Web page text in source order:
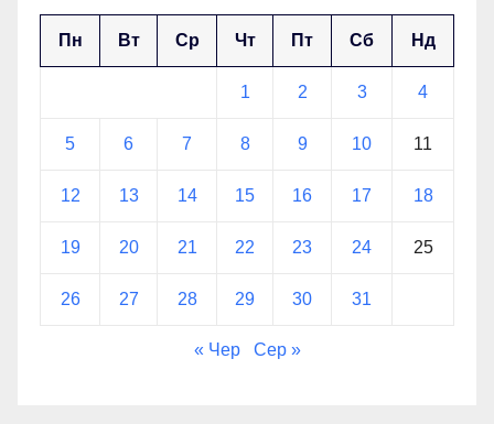
Пн Вт Ср Чт Пт Сб Нд
1 2 3 4
5 6 7 8 9 10 11
12 13 14 15 16 17 18
19 20 21 22 23 24 25
26 27 28 29 30 31
« Чер Сер »